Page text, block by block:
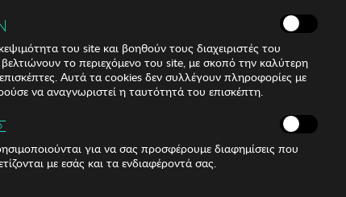
and accessories are vital for your overall image
Unisex Sunglasses. Shape and design: - Kodak
and double bridge design. Frame Material: - The
of Nylon TR90. Sideburns: - The temples are
details: - Kodak branding on temples. Glasses: -
του site και βοηθούν τους διαχειριστές του
το περιεχόμενο του site, με σκοπό την καλύτερη
Αυτά τα cookies δεν συλλέγουν πληροφορίες με
να αναγνωριστεί η ταυτότητά του επισκέπτη.
για να σας προσφέρουμε διαφημίσεις που
με εσάς και τα ενδιαφέροντά σας.